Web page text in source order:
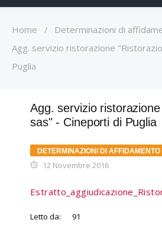
Home / Determinazioni di
Agg. servizio ristorazione
Puglia
Agg. servizio
sas" - Cineporti di Puglia
DETERMINAZIONI DI AFFIDAMENTO
12 Novembre 2016
Letto da: 91